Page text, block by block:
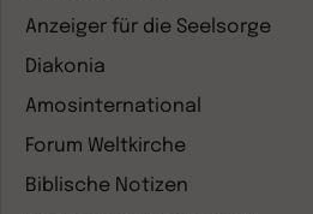
Anzeiger für die Seelsorge
Diakonia
Amosinternational
Forum Weltkirche
Biblische Notizen